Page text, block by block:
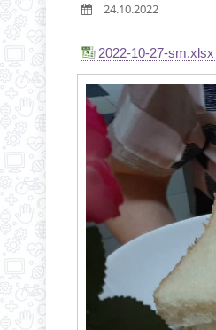
24.10.2022
2022-10-27-sm.xlsx